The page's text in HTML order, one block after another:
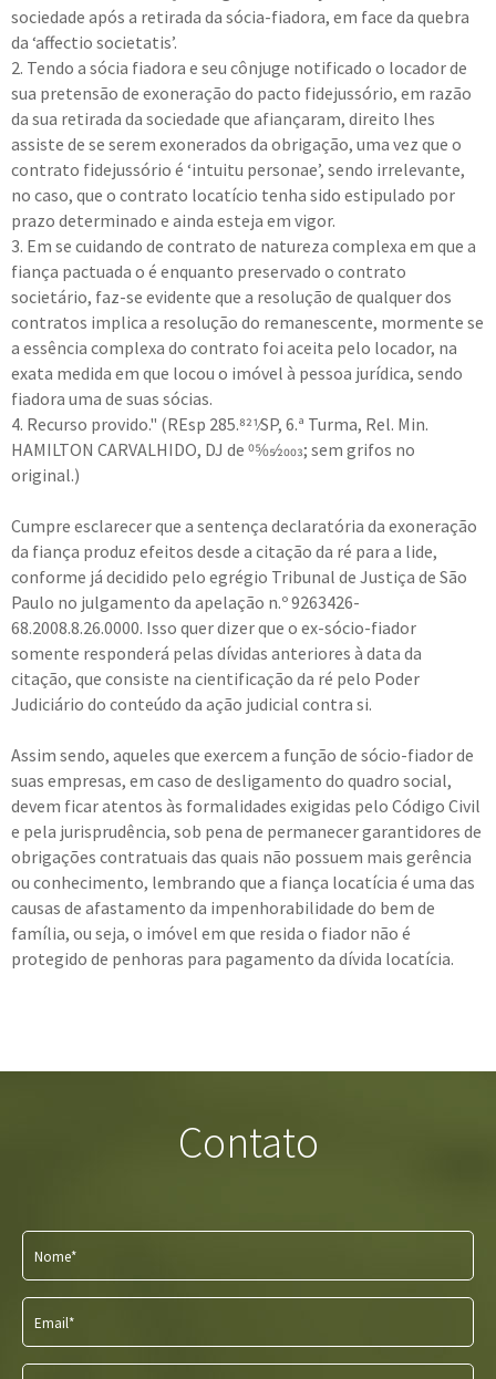
sociedade após a retirada da sócia-fiadora, em face da quebra
da ‘affectio societatis’.
2. Tendo a sócia fiadora e seu cônjuge notificado o locador de
sua pretensão de exoneração do pacto fidejussório, em razão
da sua retirada da sociedade que afiançaram, direito lhes
assiste de se serem exonerados da obrigação, uma vez que o
contrato fidejussório é ‘intuitu personae’, sendo irrelevante,
no caso, que o contrato locatício tenha sido estipulado por
prazo determinado e ainda esteja em vigor.
3. Em se cuidando de contrato de natureza complexa em que a
fiança pactuada o é enquanto preservado o contrato
societário, faz-se evidente que a resolução de qualquer dos
contratos implica a resolução do remanescente, mormente se
a essência complexa do contrato foi aceita pelo locador, na
exata medida em que locou o imóvel à pessoa jurídica, sendo
fiadora uma de suas sócias.
4. Recurso provido." (REsp 285.821⁄SP, 6.ª Turma, Rel. Min.
HAMILTON CARVALHIDO, DJ de 05⁄05⁄2003; sem grifos no
original.)
Cumpre esclarecer que a sentença declaratória da exoneração
da fiança produz efeitos desde a citação da ré para a lide,
conforme já decidido pelo egrégio Tribunal de Justiça de São
Paulo no julgamento da apelação n.º 9263426-
68.2008.8.26.0000. Isso quer dizer que o ex-sócio-fiador
somente responderá pelas dívidas anteriores à data da
citação, que consiste na cientificação da ré pelo Poder
Judiciário do conteúdo da ação judicial contra si.
Assim sendo, aqueles que exercem a função de sócio-fiador de
suas empresas, em caso de desligamento do quadro social,
devem ficar atentos às formalidades exigidas pelo Código Civil
e pela jurisprudência, sob pena de permanecer garantidores de
obrigações contratuais das quais não possuem mais gerência
ou conhecimento, lembrando que a fiança locatícia é uma das
causas de afastamento da impenhorabilidade do bem de
família, ou seja, o imóvel em que resida o fiador não é
protegido de penhoras para pagamento da dívida locatícia.
Contato
Nome*
Email*